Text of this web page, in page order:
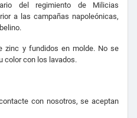
del regimiento de Milicias
a las campañas napoleónicas,
zinc y fundidos en molde. No se
color con los lavados.
con nosotros, se aceptan